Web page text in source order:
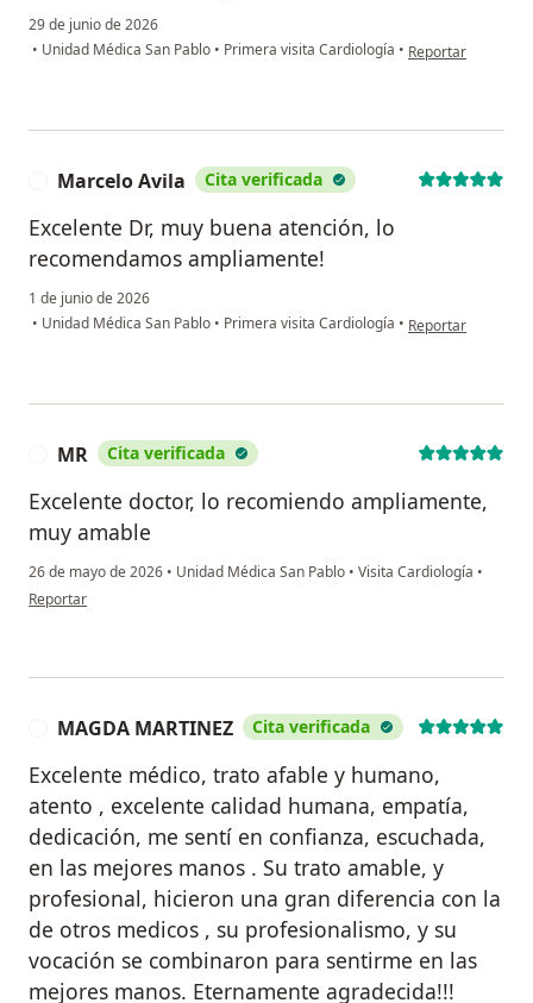
29 de junio de 2026
• Unidad Médica San Pablo • Primera visita Cardiología • en opinión del
Reportar
Marcelo Avila Cita verificada
Excelente Dr, muy buena atención, lo
recomendamos ampliamente!
1 de junio de 2026
• Unidad Médica San Pablo • Primera visita Cardiología • en opinión del
Reportar
MR Cita verificada
Excelente doctor, lo recomiendo ampliamente,
muy amable
26 de mayo de 2026 • Unidad Médica San Pablo • Visita Cardiología •
en opinión del usuario MR
Reportar
MAGDA MARTINEZ Cita verificada
Excelente médico, trato afable y humano,
atento , excelente calidad humana, empatía,
dedicación, me sentí en confianza, escuchada,
en las mejores manos . Su trato amable, y
profesional, hicieron una gran diferencia con la
de otros medicos , su profesionalismo, y su
vocación se combinaron para sentirme en las
mejores manos. Eternamente agradecida!!!